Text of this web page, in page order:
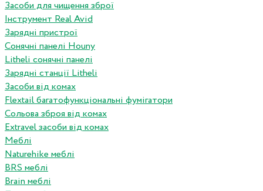
Засоби для чищення зброї
Інструмент Real Avid
Зарядні пристрої
Сонячні панелі Houny
Litheli сонячні панелі
Зарядні станції Litheli
Засоби від комах
Flextail багатофункціональні фумігатори
Сольова зброя від комах
Extravel засоби від комах
Меблі
Naturehike меблі
BRS меблі
Brain меблі